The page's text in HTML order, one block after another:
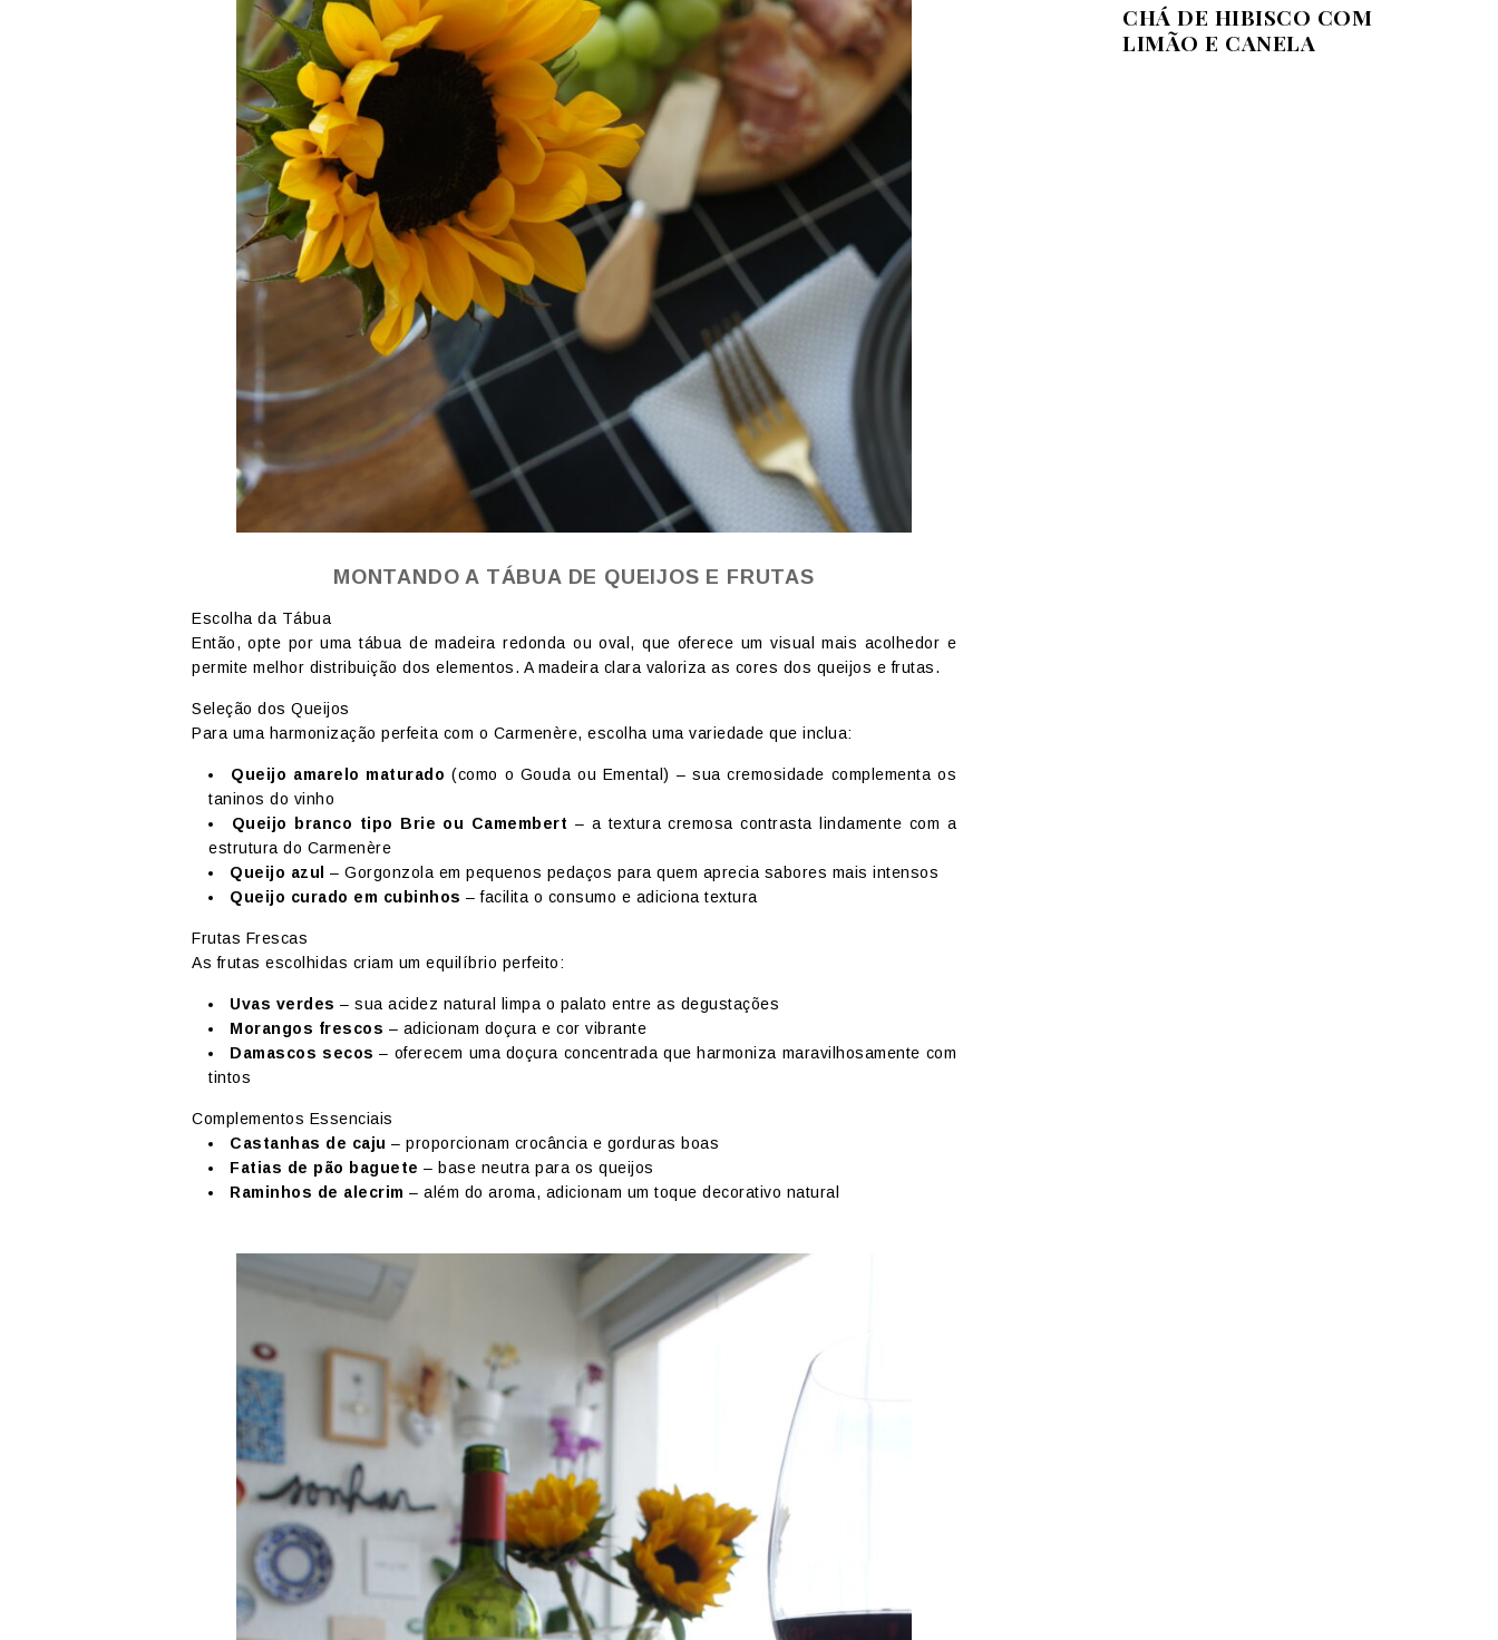
MONTANDO A TÁBUA DE QUEIJOS E FRUTAS
Escolha da Tábua
Então, opte por uma tábua de madeira redonda ou oval, que oferece um visual mais acolhedor e
permite melhor distribuição dos elementos. A madeira clara valoriza as cores dos queijos e frutas.
Seleção dos Queijos
Para uma harmonização perfeita com o Carmenère, escolha uma variedade que inclua:
Queijo amarelo maturado (como o Gouda ou Emental) – sua cremosidade complementa os
taninos do vinho
Queijo branco tipo Brie ou Camembert – a textura cremosa contrasta lindamente com a
estrutura do Carmenère
Queijo azul – Gorgonzola em pequenos pedaços para quem aprecia sabores mais intensos
Queijo curado em cubinhos – facilita o consumo e adiciona textura
Frutas Frescas
As frutas escolhidas criam um equilíbrio perfeito:
Uvas verdes – sua acidez natural limpa o palato entre as degustações
Morangos frescos – adicionam doçura e cor vibrante
Damascos secos – oferecem uma doçura concentrada que harmoniza maravilhosamente com
tintos
Complementos Essenciais
Castanhas de caju – proporcionam crocância e gorduras boas
Fatias de pão baguete – base neutra para os queijos
Raminhos de alecrim – além do aroma, adicionam um toque decorativo natural
RECEITA DO DIA:
CAMARÃO COM
CATUPIRY
CHÁ DE HIBISCO COM
LIMÃO E CANELA
5 MOTIVOS PARA
ESPADA DE SÃO